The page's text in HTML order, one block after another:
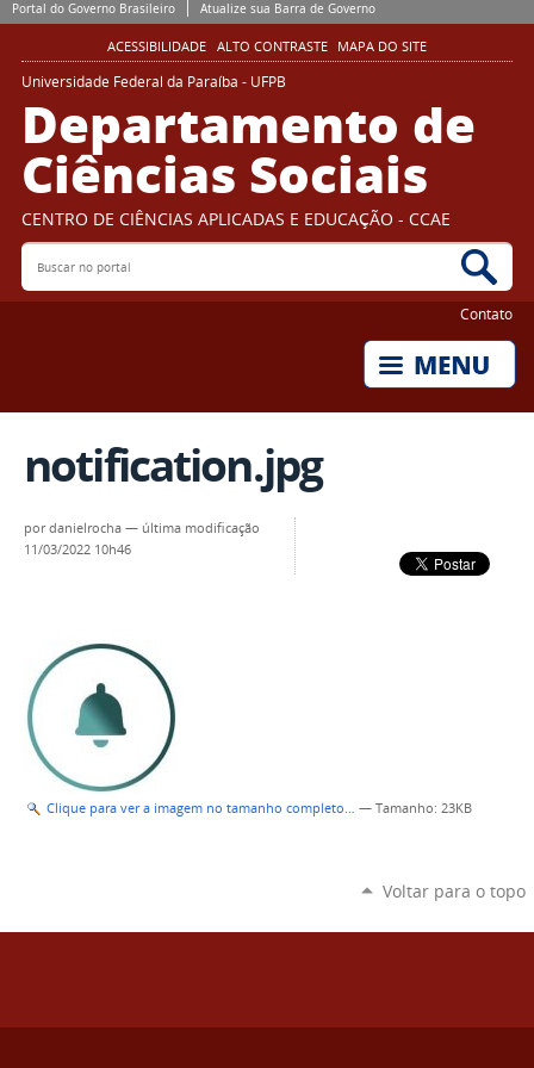
Portal do Governo Brasileiro Atualize sua Barra de Governo
ACESSIBILIDADE ALTO CONTRASTE MAPA DO SITE
Universidade Federal da Paraíba - UFPB
Departamento de
Ciências Sociais
CENTRO DE CIÊNCIAS APLICADAS E EDUCAÇÃO - CCAE
Buscar no portal
Contato
notification.jpg
pordanielrocha — última modificação
11/03/2022 10h46
Clique para ver a imagem no tamanho completo… — Tamanho: 23KB
Voltar para o topo